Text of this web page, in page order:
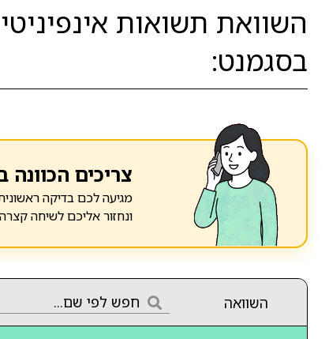
השוואת תשואות
בסגמנט:
צריכים הכוונה
מגיעה לכם בדיקה
ונחזור אליכם לשיחה
השוואה